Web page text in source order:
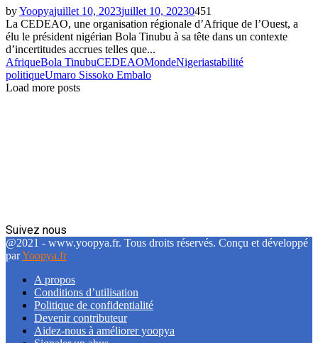
byYoopyajuillet 10, 2023juillet 10, 20230451
La CEDEAO, une organisation régionale d’Afrique de l’Ouest, a
élu le président nigérian Bola Tinubu à sa tête dans un contexte
d’incertitudes accrues telles que...
AfriqueBola TinubuCEDEAOMondeNigeriastabilité
politiqueUmaro Sissoko Embalo
Load more posts
Suivez nous
Facebook
Twitter
Linkedin
@2021 - www.yoopya.fr. Tous droits réservés. Conçu et développé
parYoopya.fr
A propos
Conditions d’utilisation
Politique de confidentialité
Devenir contributeur
Aidez-nous à améliorer yoopya